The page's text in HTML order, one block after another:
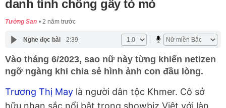
danh tính chồng gây tò mò
Tường San 2 năm trước
Nghe đọc bài 2:39
Vào tháng 6/2023, sao nữ này từng khiến netizen
ngỡ ngàng khi chia sẻ hình ảnh con đầu lòng.
Trương Thị May là người dân tộc Khmer. Cô sở
hữu nhan sắc nổi bật trong showbiz Việt với làn